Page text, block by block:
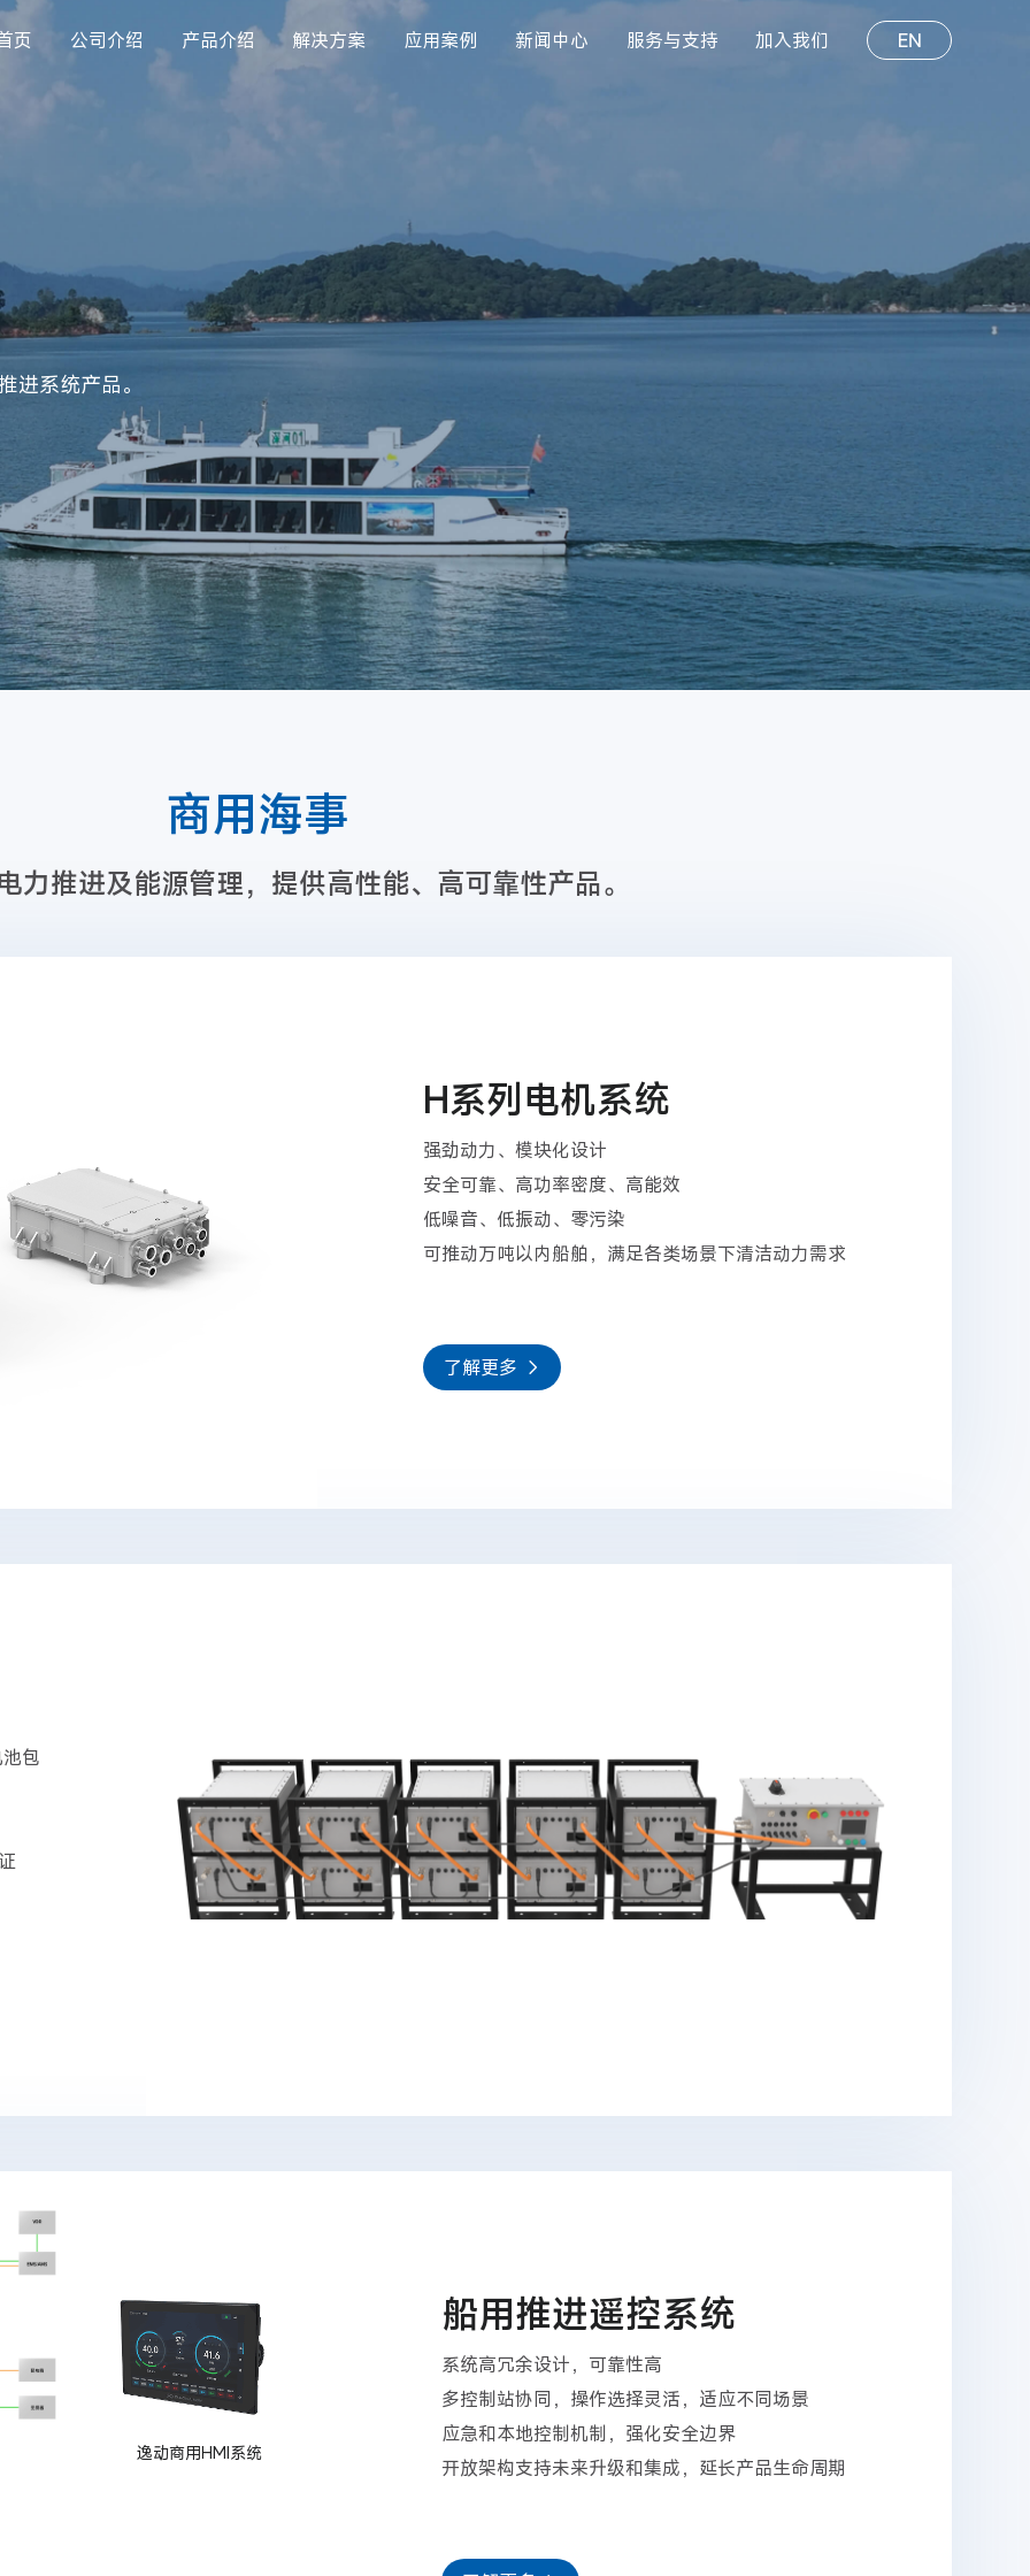
页 公司介绍 产品介绍 解决方案 应用案例 新闻中心 服务与支持 加入我们 EN
进系统产品。
商用海事
力推进及能源管理，提供高性能、高可靠性产品。
H系列电机系统
强劲动力、模块化设计
安全可靠、高功率密度、高能效
低噪音、低振动、零污染
可推动万吨以内船舶，满足各类场景下清洁动力需求
了解更多
包
逸动商用HMI系统
船用推进遥控系统
系统高冗余设计，可靠性高
多控制站协同，操作选择灵活，适应不同场景
应急和本地控制机制，强化安全边界
开放架构支持未来升级和集成，延长产品生命周期